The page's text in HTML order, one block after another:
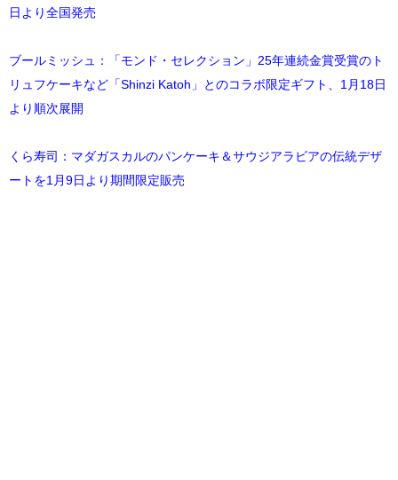
日より全国発売
ブールミッシュ：「モンド・セレクション」25年連続金賞受賞のト
リュフケーキなど「Shinzi Katoh」とのコラボ限定ギフト、1月18日
より順次展開
くら寿司：マダガスカルのパンケーキ＆サウジアラビアの伝統デザ
ートを1月9日より期間限定販売